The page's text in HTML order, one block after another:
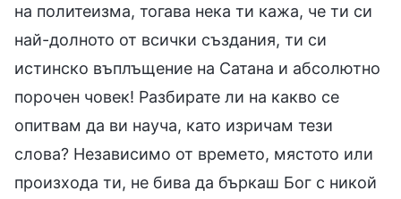
на политеизма, тогава нека ти кажа, че ти си
най-долното от всички създания, ти си
истинско въплъщение на Сатана и абсолютно
порочен човек! Разбирате ли на какво се
опитвам да ви науча, като изричам тези
слова? Независимо от времето, мястото или
произхода ти, не бива да бъркаш Бог с никой